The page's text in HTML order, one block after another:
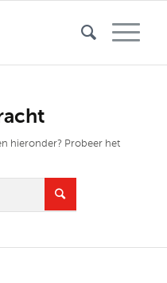
hieronder? Probeer het